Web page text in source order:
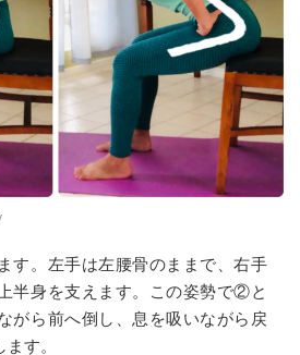
す。左手は左腰骨のままで、右手
半身を支えます。この姿勢で②と
がら前へ倒し、息を吸いながら戻
す。